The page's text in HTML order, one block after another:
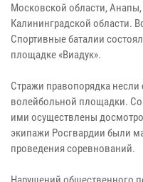
Московской области, Анапы,
Калининградской области.
Спортивные баталии
площадке «Виадук».
Стражи правопорядка
волейбольной площадки.
ими осуществлены
экипажи Росгвардии были
проведения соревнований.